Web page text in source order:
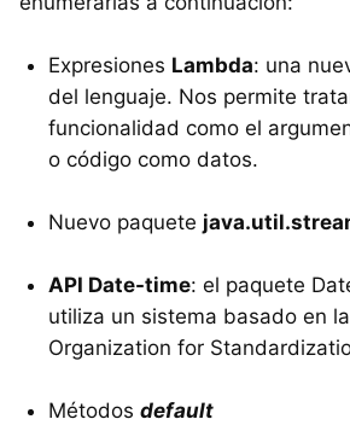
Expresiones Lambda: una
del lenguaje. Nos permite
funcionalidad como el
o código como datos.
Nuevo paquete
API Date-time: el paquete
utiliza un sistema basado en
Organization for
Métodos default